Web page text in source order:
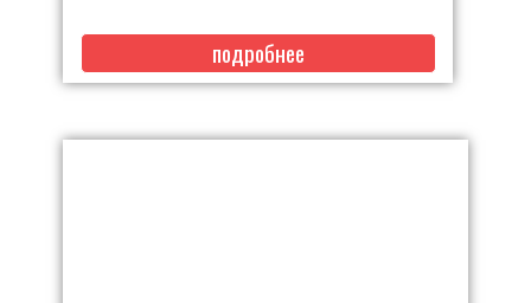
подробнее